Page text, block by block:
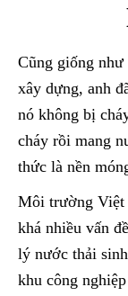
Cũng giống
xây dựng, anh
nó không bị
cháy rồi mang
thức là nền
Môi trường Việt
khá nhiều vấn
lý nước thải
khu công